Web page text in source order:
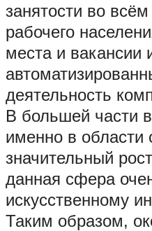
занятости во
рабочего
места и вакансии
деятельность
В большей части
именно в области
значительный
данная сфера
искусственному
Таким образом,